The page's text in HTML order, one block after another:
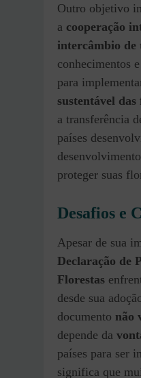
Outro objetivo
a cooperação
intercâmbio de
conhecimentos
para
sustentável das
a transferência
países
proteger suas
Desafios e
Apesar de sua
Declaração de
Florestas
desde sua
documento não
depende da
países para ser
significa que